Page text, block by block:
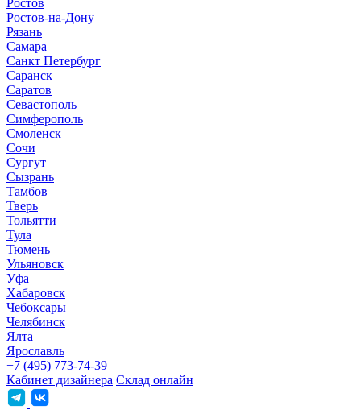
Ростов
Ростов-на-Дону
Рязань
Самара
Санкт Петербург
Саранск
Саратов
Севастополь
Симферополь
Смоленск
Сочи
Сургут
Сызрань
Тамбов
Тверь
Тольятти
Тула
Тюмень
Ульяновск
Уфа
Хабаровск
Чебоксары
Челябинск
Ялта
Ярославль
+7 (495) 773-74-39
Кабинет дизайнера Склад онлайн